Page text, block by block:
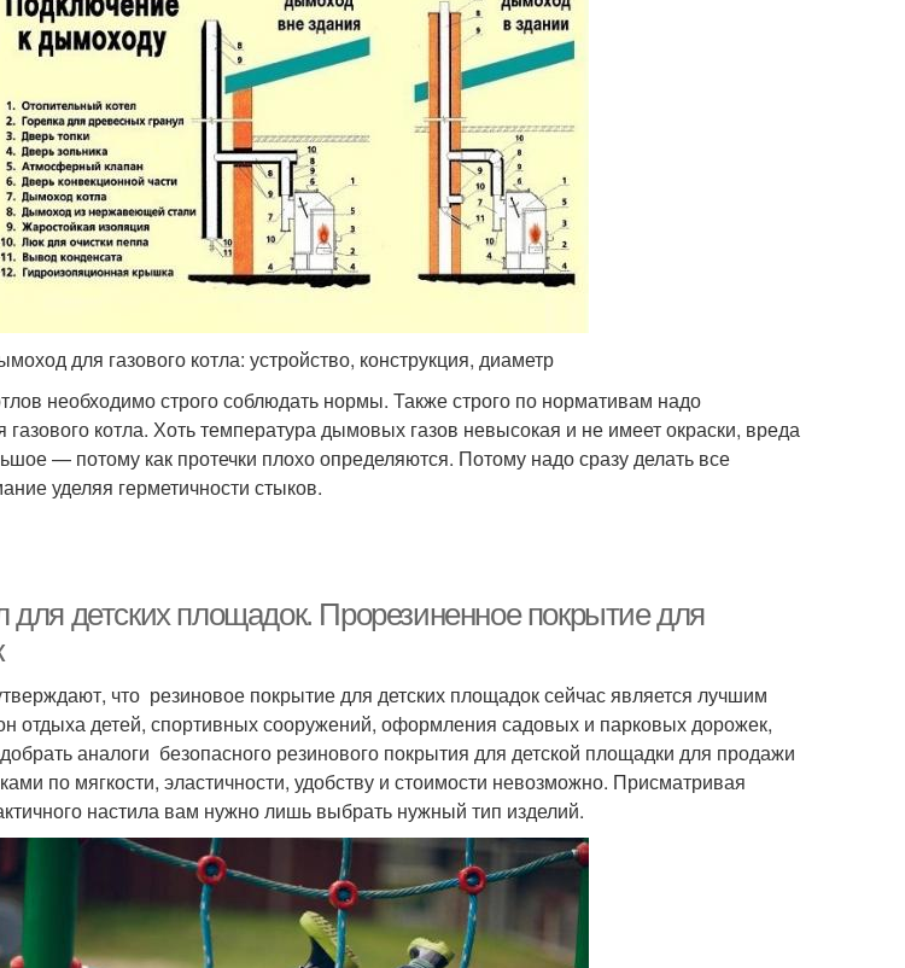
для газового котла: устройство, конструкция, диаметр
необходимо строго соблюдать нормы. Также строго по нормативам надо
котла. Хоть температура дымовых газов невысокая и не имеет окраски, вреда
— потому как протечки плохо определяются. Потому надо сразу делать все
уделяя герметичности стыков.
для детских площадок. Прорезиненное покрытие для
что резиновое покрытие для детских площадок сейчас является лучшим
отдыха детей, спортивных сооружений, оформления садовых и парковых дорожек,
аналоги безопасного резинового покрытия для детской площадки для продажи
по мягкости, эластичности, удобству и стоимости невозможно. Присматривая
настила вам нужно лишь выбрать нужный тип изделий.